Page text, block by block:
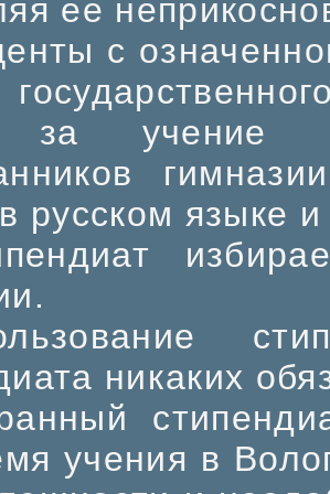
ее
с
за учение
русском языке
никаких
учения в